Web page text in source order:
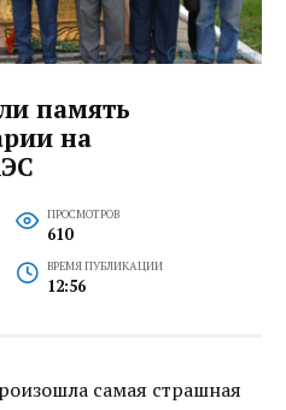
память
на
ПРОСМОТРОВ
610
ВРЕМЯ ПУБЛИКАЦИИ
12:56
самая страшная